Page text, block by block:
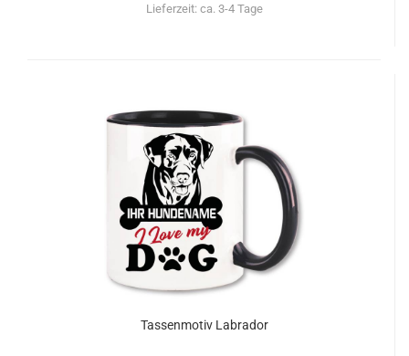
Lieferzeit: ca. 3-4 Tage
Tassenmotiv Labrador